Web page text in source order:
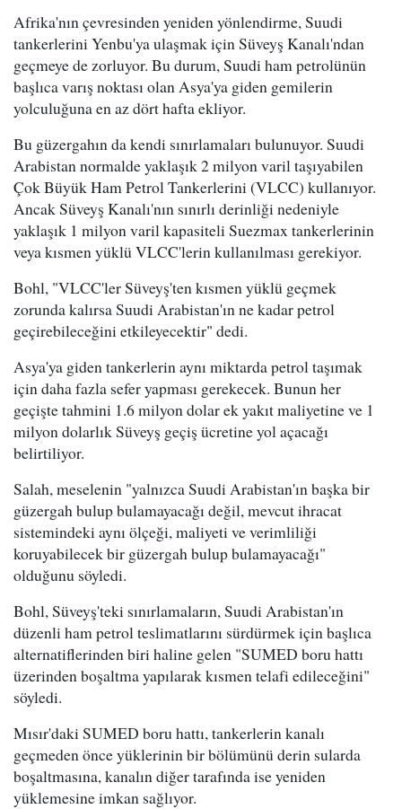
Afrika'nın çevresinden yeniden yönlendirme, Suudi
tankerlerini Yenbu'ya ulaşmak için Süveyş Kanalı'ndan
geçmeye de zorluyor. Bu durum, Suudi ham petrolünün
başlıca varış noktası olan Asya'ya giden gemilerin
yolculuğuna en az dört hafta ekliyor.
Bu güzergahın da kendi sınırlamaları bulunuyor. Suudi
Arabistan normalde yaklaşık 2 milyon varil taşıyabilen
Çok Büyük Ham Petrol Tankerlerini (VLCC) kullanıyor.
Ancak Süveyş Kanalı'nın sınırlı derinliği nedeniyle
yaklaşık 1 milyon varil kapasiteli Suezmax tankerlerinin
veya kısmen yüklü VLCC'lerin kullanılması gerekiyor.
Bohl, "VLCC'ler Süveyş'ten kısmen yüklü geçmek
zorunda kalırsa Suudi Arabistan'ın ne kadar petrol
geçirebileceğini etkileyecektir" dedi.
Asya'ya giden tankerlerin aynı miktarda petrol taşımak
için daha fazla sefer yapması gerekecek. Bunun her
geçişte tahmini 1.6 milyon dolar ek yakıt maliyetine ve 1
milyon dolarlık Süveyş geçiş ücretine yol açacağı
belirtiliyor.
Salah, meselenin "yalnızca Suudi Arabistan'ın başka bir
güzergah bulup bulamayacağı değil, mevcut ihracat
sistemindeki aynı ölçeği, maliyeti ve verimliliği
koruyabilecek bir güzergah bulup bulamayacağı"
olduğunu söyledi.
Bohl, Süveyş'teki sınırlamaların, Suudi Arabistan'ın
düzenli ham petrol teslimatlarını sürdürmek için başlıca
alternatiflerinden biri haline gelen "SUMED boru hattı
üzerinden boşaltma yapılarak kısmen telafi edileceğini"
söyledi.
Mısır'daki SUMED boru hattı, tankerlerin kanalı
geçmeden önce yüklerinin bir bölümünü derin sularda
boşaltmasına, kanalın diğer tarafında ise yeniden
yüklemesine imkan sağlıyor.